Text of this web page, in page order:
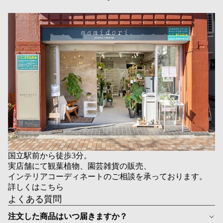
国立駅前から徒歩3分。
実店舗にて観葉植物、園芸雑貨の販売、
インテリアコーディネートのご相談を承っております。
詳しくはこちら
よくある質問
注文した商品はいつ届きますか？